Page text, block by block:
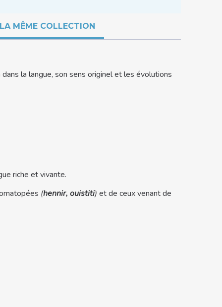
MÊME COLLECTION
la langue, son sens originel et les évolutions
riche et vivante.
(hennir, ouistiti) et de ceux venant de